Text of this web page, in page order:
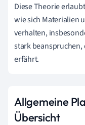
Diese Theorie
wie sich Materialien
verhalten,
stark beanspruchen,
erfährt.
Allgemeine
Übersicht